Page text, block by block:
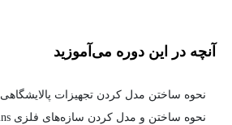
آنچه در این دوره می‌آموزید
نحوه ساختن مدل کردن تجهیزات پالایشگاهی Equipment
نحوه ساختن و مدل کردن سازه‌های فلزی Beam and Columns